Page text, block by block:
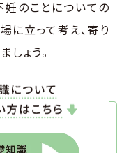
妊のことについての
に立って考え、寄り
ょう。